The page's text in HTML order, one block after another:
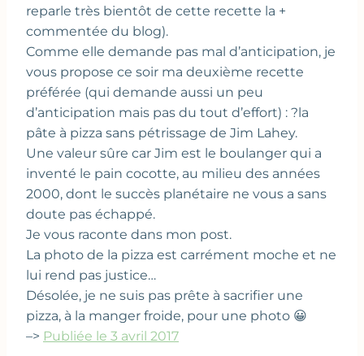
reparle très bientôt de cette recette la +
commentée du blog).
Comme elle demande pas mal d’anticipation, je
vous propose ce soir ma deuxième recette
préférée (qui demande aussi un peu
d’anticipation mais pas du tout d’effort) : ?la
pâte à pizza sans pétrissage de Jim Lahey.
Une valeur sûre car Jim est le boulanger qui a
inventé le pain cocotte, au milieu des années
2000, dont le succès planétaire ne vous a sans
doute pas échappé.
Je vous raconte dans mon post.
La photo de la pizza est carrément moche et ne
lui rend pas justice…
Désolée, je ne suis pas prête à sacrifier une
pizza, à la manger froide, pour une photo 😀
–> Publiée le 3 avril 2017